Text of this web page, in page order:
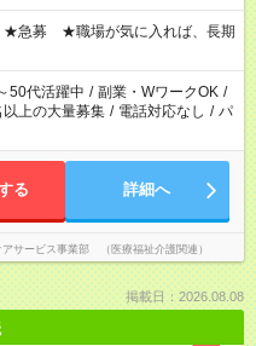
時間超の就業はご案内できませ
上勤務は社会保険への加入対象
雇い派遣の原則禁止）により、
が難しい場合があります
★急募 ★職場が気に入れば、長期
50代活躍中 / 副業・WワークOK /
以上の大量募集 / 電話対応なし / パ
る 詳細へ
サービス事業部 （医療福祉介護関連）
掲載日：2026.08.08